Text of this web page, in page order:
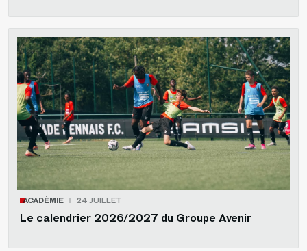
ACADÉMIE 24 JUILLET
Le calendrier 2026/2027 du Groupe Avenir